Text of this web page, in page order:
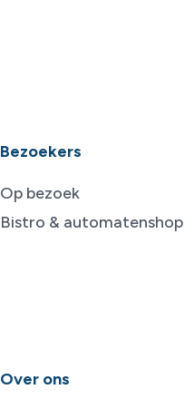
Bezoekers
Op bezoek
Bistro & automatenshop
Over ons